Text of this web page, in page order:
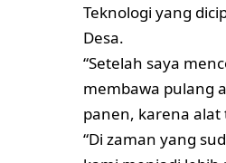
Teknologi yang
Desa.
“Setelah saya
membawa pulang
panen, karena alat
“Di zaman yang